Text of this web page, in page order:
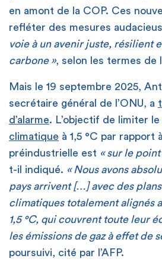
en amont de la COP. Ces
refléter des mesures
voie à un avenir juste, résilient
carbone », selon les termes de
Mais le 19 septembre 2025,
secrétaire général de l’ONU, a
d’alarme. L’objectif de limiter le
climatique à 1,5 °C par rapport
préindustrielle est « sur le
t-il indiqué. « Nous avons
pays arrivent […] avec des plans
climatiques totalement alignés
1,5 °C, qui couvrent toute leur
les émissions de gaz à effet de
poursuivi, cité par l’AFP.